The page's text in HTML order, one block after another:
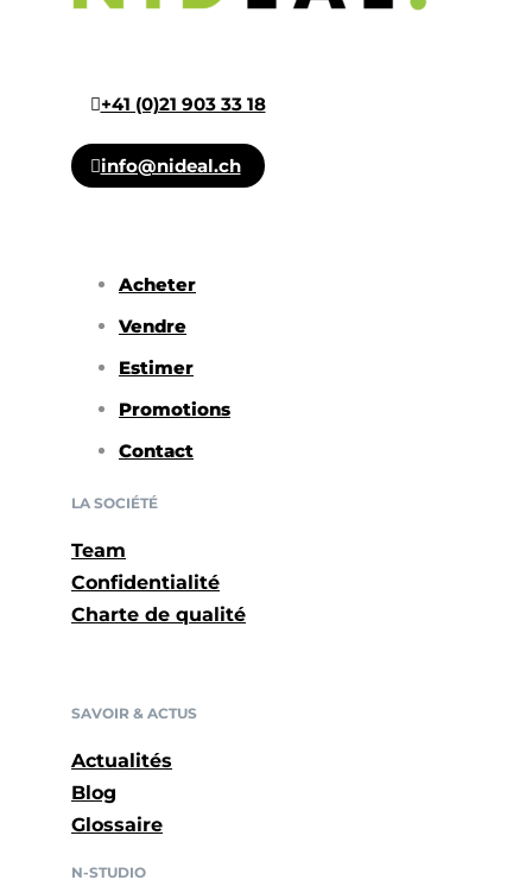
+41 (0)21 903 33 18
info@nideal.ch
Acheter
Vendre
Estimer
Promotions
Contact
LA SOCIÉTÉ
Team
Confidentialité
Charte de qualité
SAVOIR & ACTUS
Actualités
Blog
Glossaire
N-STUDIO